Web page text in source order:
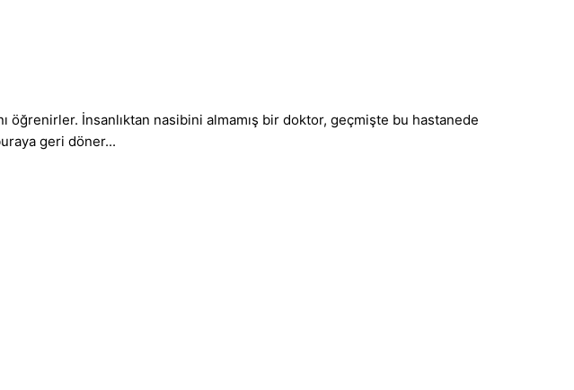
İnsanlıktan nasibini almamış bir doktor, geçmişte bu hastanede
geri döner...